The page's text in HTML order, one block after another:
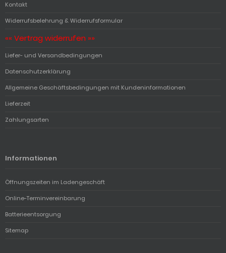
Kontakt
Widerrufsbelehrung & Widerrufsformular
«« Vertrag widerrufen »»
Liefer- und Versandbedingungen
Datenschutzerklärung
Allgemeine Geschäftsbedingungen mit Kundeninformationen
Lieferzeit
Zahlungsarten
Informationen
Öffnungszeiten im Ladengeschäft
Online-Terminvereinbarung
Batterieentsorgung
Sitemap